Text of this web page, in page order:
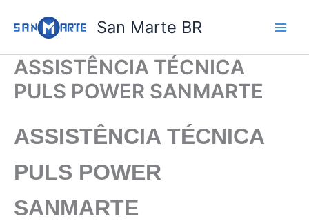
para
conteúdo
San Marte BR
ASSISTÊNCIA TÉCNICA
PULS POWER SANMARTE
ASSISTÊNCIA TÉCNICA
PULS POWER
SANMARTE